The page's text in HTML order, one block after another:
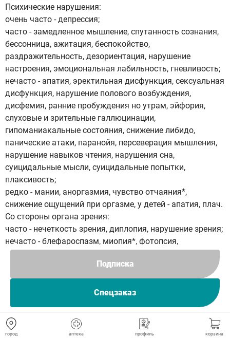
город аптека профиль корзина
Подписка
Спецзаказ
Психические нарушения:
очень часто - депрессия;
часто - замедленное мышление, спутанность сознания,
бессонница, ажитация, беспокойство,
раздражительность, дезориентация, нарушение
настроения, эмоциональная лабильность, гневливость;
нечасто - апатия, эректильная дисфункция, сексуальная
дисфункция, нарушение полового возбуждения,
дисфемия, ранние пробуждения но утрам, эйфория,
слуховые и зрительные галлюцинации,
гипоманиакальные состояния, снижение либидо,
панические атаки, паранойя, персеверация мышления,
нарушение навыков чтения, нарушения сна,
суицидальные мысли, суицидальные попытки,
плаксивость;
редко - мании, аноргазмия, чувство отчаяния*,
снижение ощущений при оргазме, у детей - апатия, плач.
Со стороны органа зрения:
часто - нечеткость зрения, диплопия, нарушение зрения;
нечасто - блефароспазм, миопия*, фотопсия,
пресбиопия, скотома, уменьшение остроты зрения,
повышенное слезотечение, мидриаз, светобоязнь,
ощущение инородного тела в глазу*, сухость глаз*;
редко - нарушение аккомодации, глаукома, амблиопия,
отек век*, мерцательная скотома, зрительные агнозии,
односторонняя слепота, преходящая слепота, ночная
слепота;